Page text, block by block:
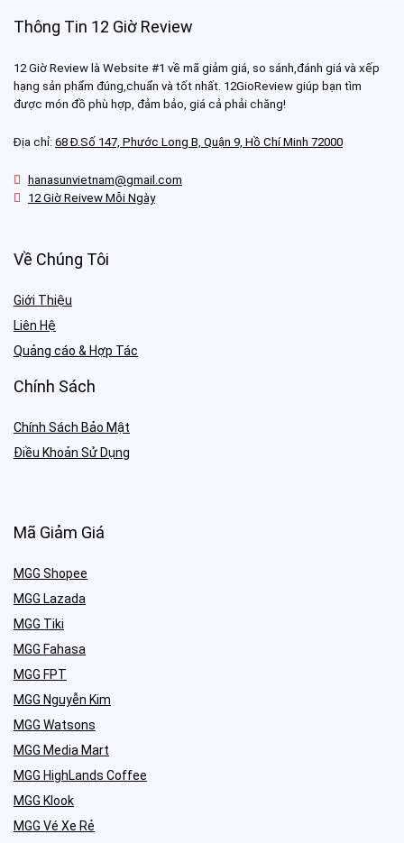
Thông Tin 12 Giờ Review
12 Giờ Review là Website #1 về mã giảm giá, so sánh,đánh giá và xếp
hạng sản phẩm đúng,chuẩn và tốt nhất. 12GioReview giúp bạn tìm
được món đồ phù hợp, đảm bảo, giá cả phải chăng!
Địa chỉ: 68 Đ.Số 147, Phước Long B, Quận 9, Hồ Chí Minh 72000
hanasunvietnam@gmail.com
12 Giờ Reivew Mỗi Ngày
Về Chúng Tôi
Giới Thiệu
Liên Hệ
Quảng cáo & Hợp Tác
Chính Sách
Chính Sách Bảo Mật
Điều Khoản Sử Dụng
Mã Giảm Giá
MGG Shopee
MGG Lazada
MGG Tiki
MGG Fahasa
MGG FPT
MGG Nguyễn Kim
MGG Watsons
MGG Media Mart
MGG HighLands Coffee
MGG Klook
MGG Vé Xe Rẻ